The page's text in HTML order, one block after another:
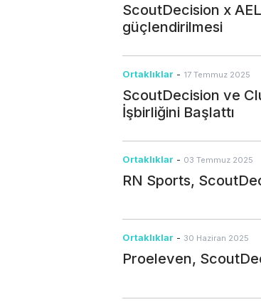
ScoutDecision x
güçlendirilmesi
Ortaklıklar - 17 Temmuz 2025
ScoutDecision ve
İşbirliğini Başlattı
Ortaklıklar - 03 Temmuz 2025
RN Sports,
Ortaklıklar - 30 Haziran 2025
Proeleven,